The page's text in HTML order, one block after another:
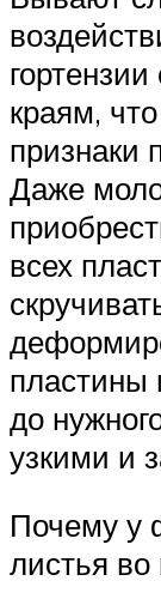
краям,
признаки
Даже
всех
пластины
до
узкими и
Почему у
листья